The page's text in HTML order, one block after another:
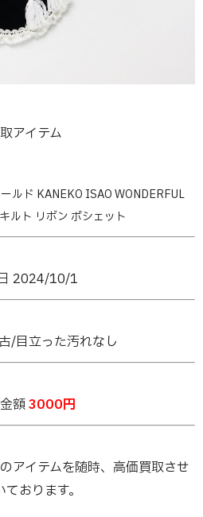
アイテム
ルド KANEKO ISAO WONDERFUL
ルト リボン ポシェット
2024/10/1
/目立った汚れなし
額3000円
アイテムを随時、高価買取させ
おります。